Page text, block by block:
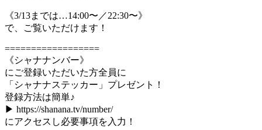
《3/13までは…14:00〜／22:30〜》
で、ご覧いただけます！
==================
《シャナナンバー》
にご登録いただいた方全員に
「シャナナステッカー」プレゼント！
登録方法は簡単♪
▶︎ https://shanana.tv/number/
にアクセスし必要事項を入力！